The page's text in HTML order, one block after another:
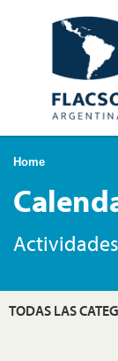
Home
TODAS LAS